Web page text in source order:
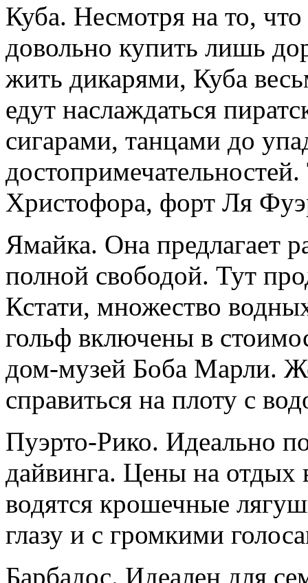
Куба. Несмотря на то,
довольно купить лишь
жить дикарями, Куба
едут наслаждаться
сигарами, танцами до
Христофора, форт Ля
Ямайка. Она предлагает
полной свободой. Тут
Кстати, множество
гольф включены в
дом-музей Боба Марли.
справиться на плоту с
Пуэрто-Рико. Идеально
дайвинга. Цены на отдых
водятся крошечные
глазу и с громкими
Барбадос. Идеален для